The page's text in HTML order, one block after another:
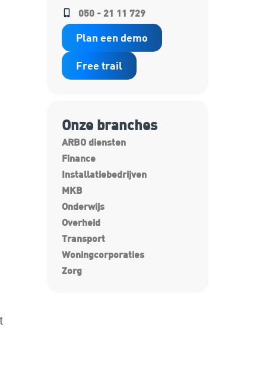
050 - 21 11 729
Plan een demo
Free trail
Onze branches
ARBO diensten
Finance
Installatiebedrijven
MKB
Onderwijs
Overheid
Transport
Woningcorporaties
Zorg